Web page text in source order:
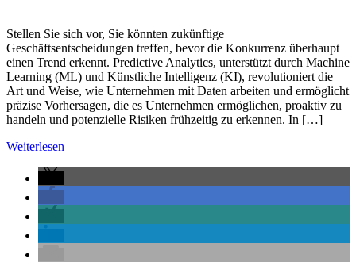
Stellen Sie sich vor, Sie könnten zukünftige
Geschäftsentscheidungen treffen, bevor die Konkurrenz überhaupt
einen Trend erkennt. Predictive Analytics, unterstützt durch Machine
Learning (ML) und Künstliche Intelligenz (KI), revolutioniert die
Art und Weise, wie Unternehmen mit Daten arbeiten und ermöglicht
präzise Vorhersagen, die es Unternehmen ermöglichen, proaktiv zu
handeln und potenzielle Risiken frühzeitig zu erkennen. In […]
Weiterlesen